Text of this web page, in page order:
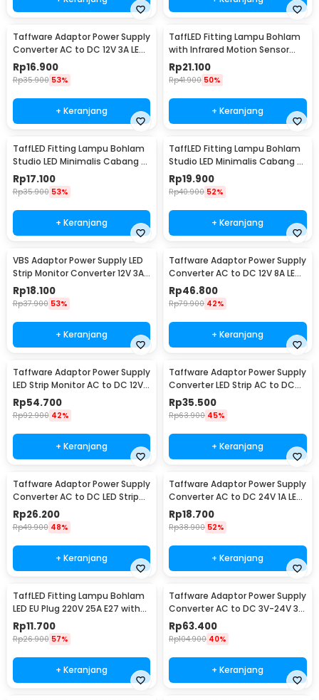
Taffware Adaptor Power Supply
Converter AC to DC 12V 3A LED
Strip - DSM-1230
Rp16.900
Rp35.900 53%
+ Keranjang
TaffLED Fitting Lampu Bohlam
with Infrared Motion Sensor
240V 50W E27 - SP-820
Rp21.100
Rp41.900 50%
+ Keranjang
TaffLED Fitting Lampu Bohlam
Studio LED Minimalis Cabang 3
E27 220V - HU-350
Rp17.100
Rp35.900 53%
+ Keranjang
TaffLED Fitting Lampu Bohlam
Studio LED Minimalis Cabang 4
E27 220V - HU-400
Rp19.900
Rp40.900 52%
+ Keranjang
VBS Adaptor Power Supply LED
Strip Monitor Converter 12V 3A
36W - AYD-1230
Rp18.100
Rp37.900 53%
+ Keranjang
Taffware Adaptor Power Supply
Converter AC to DC 12V 8A LED
Strip - 1280
Rp46.800
Rp79.900 42%
+ Keranjang
Taffware Adaptor Power Supply
LED Strip Monitor AC to DC 12V
10A - AYD-12100
Rp54.700
Rp92.900 42%
+ Keranjang
Taffware Adaptor Power Supply
Converter LED Strip AC to DC
12V 4A - 1240
Rp35.500
Rp63.900 45%
+ Keranjang
Taffware Adaptor Power Supply
Converter AC to DC LED Strip
24V 2A - 2420 / 1820
Rp26.200
Rp49.900 48%
+ Keranjang
Taffware Adaptor Power Supply
Converter AC to DC 24V 1A LED
Strip - 2410
Rp18.700
Rp38.900 52%
+ Keranjang
TaffLED Fitting Lampu Bohlam
LED EU Plug 220V 25A E27 with
Switch - HF-666
Rp11.700
Rp26.900 57%
+ Keranjang
Taffware Adaptor Power Supply
Converter AC to DC 3V-24V 3A
Adjustable - BSK-602
Rp63.400
Rp104.900 40%
+ Keranjang